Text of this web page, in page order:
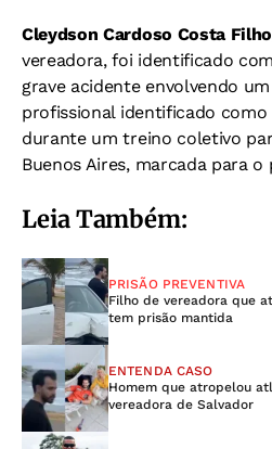
Cleydson Cardoso Costa
vereadora, foi identificado
grave acidente envolvendo
profissional identificado como
durante um treino coletivo
Buenos Aires, marcada para o
Leia Também:
PRISÃO PREVENTIVA
Filho de vereadora que
tem prisão mantida
ENTENDA CASO
Homem que atropelou
vereadora de Salvador